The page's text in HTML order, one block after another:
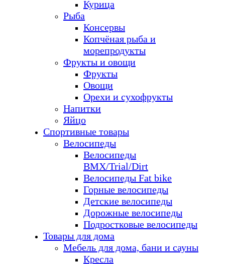
Курица
Рыба
Консервы
Копчёная рыба и
морепродукты
Фрукты и овощи
Фрукты
Овощи
Орехи и сухофрукты
Напитки
Яйцо
Спортивные товары
Велосипеды
Велосипеды
BMX/Trial/Dirt
Велосипеды Fat bike
Горные велосипеды
Детские велосипеды
Дорожные велосипеды
Подростковые велосипеды
Товары для дома
Мебель для дома, бани и сауны
Кресла